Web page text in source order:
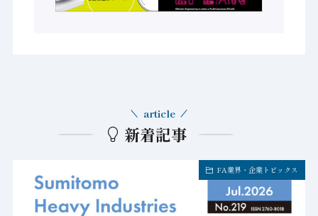
新着記事
article
FA業界・企業トピックス